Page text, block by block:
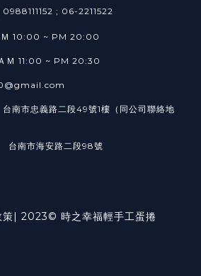
0988111152 ; 06-2211522
Ｍ 10:00 ~ PM 20:00
~ PM 20:30
市忠義路二段49號1樓（同公司聯絡地
海安路二段98號
策| 2023© 時之幸福輕手工蛋捲